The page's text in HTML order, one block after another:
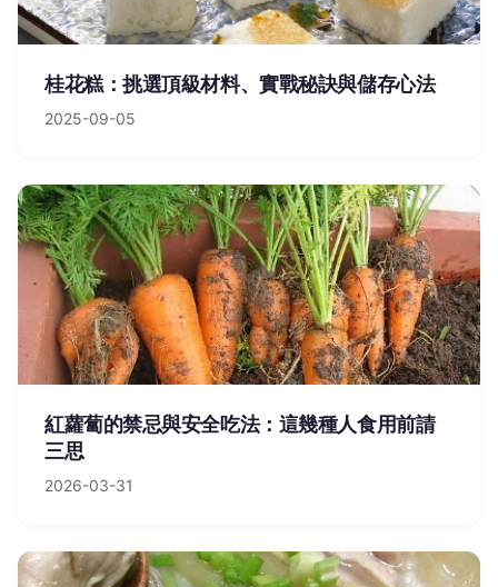
桂花糕：挑選頂級材料、實戰秘訣與儲存心法
2025-09-05
紅蘿蔔的禁忌與安全吃法：這幾種人食用前請
三思
2026-03-31